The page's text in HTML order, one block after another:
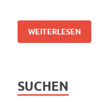
WEITERLESEN
SUCHEN